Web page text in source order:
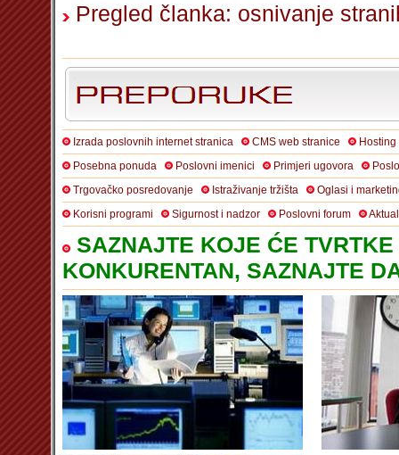
Pregled članka: osnivanje
Izrada poslovnih internet stranica CMS web stranice
Posebna ponuda
Poslovni imenici Primjeri ugovora
Trgovačko posredovanje
Istraživanje tržišta
Oglasi i
Korisni programi
Sigurnost i nadzor Poslovni forum
SAZNAJTE KOJE ĆE
KONKURENTAN, SAZNAJTE